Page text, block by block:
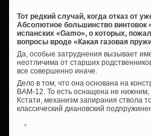
Тот редкий случай, когда отказ от
Абсолютное большинство
испанских «Gamo», о которых,
вопросы вроде «Какая газовая
Да, особые затруднения вызывает
неотличима от старших
все совершенно иначе.
Дело в том, что она основана на
BAM-12. То есть оснащена не
Кстати, механизм запирания ствола
классический диановский